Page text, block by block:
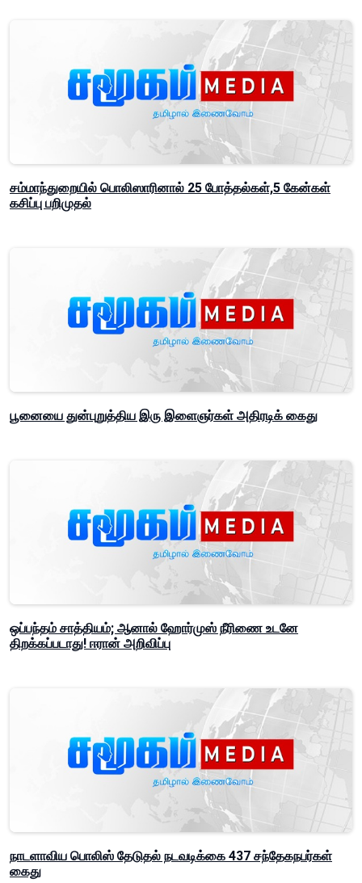
சம்மாந்துறையில் பொலிஸாரினால் 25 போத்தல்கள்,5 கேன்கள்
கசிப்பு பறிமுதல்
பூனையை துன்புறுத்திய இரு இளைஞர்கள் அதிரடிக் கைது
ஒப்பந்தம் சாத்தியம்; ஆனால் ஹோர்முஸ் நீரிணை உடனே
திறக்கப்படாது! ஈரான் அறிவிப்பு
நாடளாவிய பொலிஸ் தேடுதல் நடவடிக்கை 437 சந்தேகநபர்கள்
கைது